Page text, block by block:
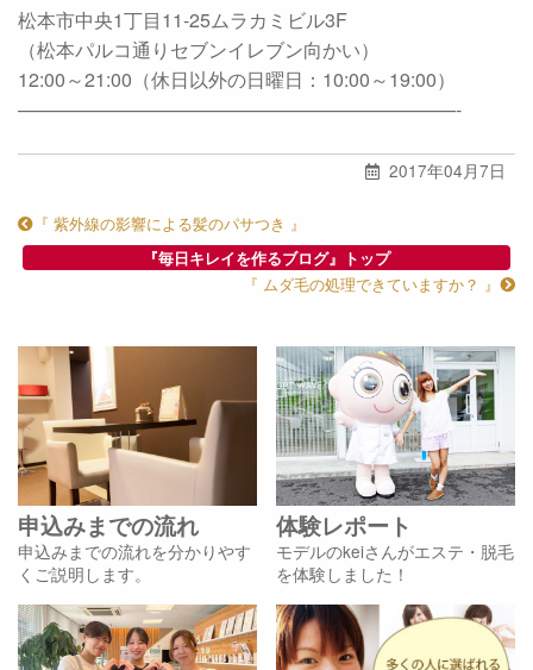
松本市中央1丁目11-25ムラカミビル3F
（松本パルコ通りセブンイレブン向かい）
12:00～21:00（休日以外の日曜日：10:00～19:00）
———————————————————————-
2017年04月7日
『 紫外線の影響による髪のパサつき 』
『毎日キレイを作るブログ』トップ
『 ムダ毛の処理できていますか？ 』
申込みまでの流れ
申込みまでの流れを分かりやす
くご説明します。
体験レポート
モデルのkeiさんがエステ・脱毛
を体験しました！